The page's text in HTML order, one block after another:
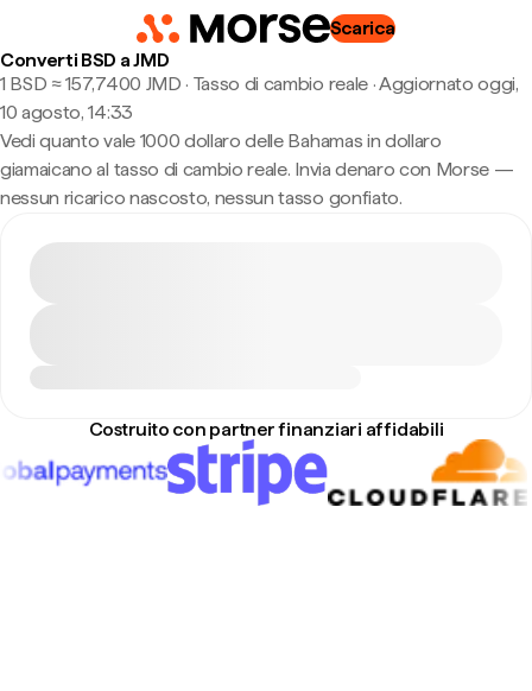
Scarica
Converti BSD a JMD
1 BSD ≈ 157,7400 JMD · Tasso di cambio reale·Aggiornato oggi,
10 agosto, 14:33
Vedi quanto vale 1000 dollaro delle Bahamas in dollaro
giamaicano al tasso di cambio reale. Invia denaro con Morse —
nessun ricarico nascosto, nessun tasso gonfiato.
Costruito con partner finanziari affidabili